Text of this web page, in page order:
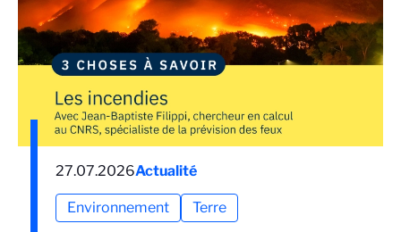
27.07.2026Actualité
Environnement Terre